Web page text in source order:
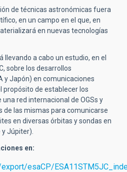
de técnicas astronómicas fuera
en un campo en el que, en
en nuevas tecnologías
llevando a cabo un estudio, en el
sobre los desarrollos
y Japón) en comunicaciones
propósito de establecer los
red internacional de OGSs y
de las mismas para comunicarse
en diversas órbitas y sondas en
Júpiter).
en:
esaCP/